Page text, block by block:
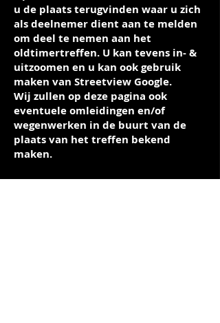
u de plaats terugvinden waar u zich
als deelnemer dient aan te melden
om deel te nemen aan het
oldtimertreffen. U kan tevens in- &
uitzoomen en u kan ook gebruik
maken van Streetview Google.
Wij zullen op deze pagina ook
eventuele omleidingen en/of
wegenwerken in de buurt van de
plaats van het treffen bekend
maken.